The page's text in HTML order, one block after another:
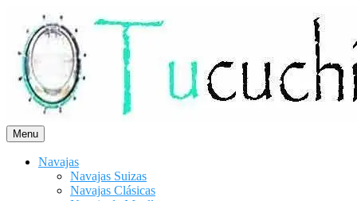
contenido
Menu
Navajas
Navajas Suizas
Navajas Clásicas